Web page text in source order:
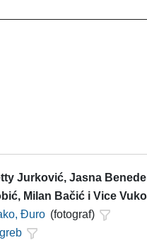
Jurković, Jasna
Milan Bačić i Vice
Đuro (fotograf)